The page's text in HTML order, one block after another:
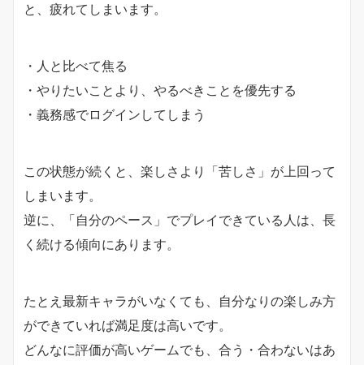
と、疲れてしまいます。
・人と比べて焦る
・やりたいことより、やるべきことを優先する
・義務感でログインしてしまう
この状態が続くと、楽しさより「苦しさ」が上回って
しまいます。
逆に、「自分のペース」でプレイできている人は、長
く続ける傾向にあります。
たとえ最新キャラがいなくても、自分なりの楽しみ方
ができていれば満足度は高いです。
どんなに評価が高いゲームでも、合う・合わないはあ